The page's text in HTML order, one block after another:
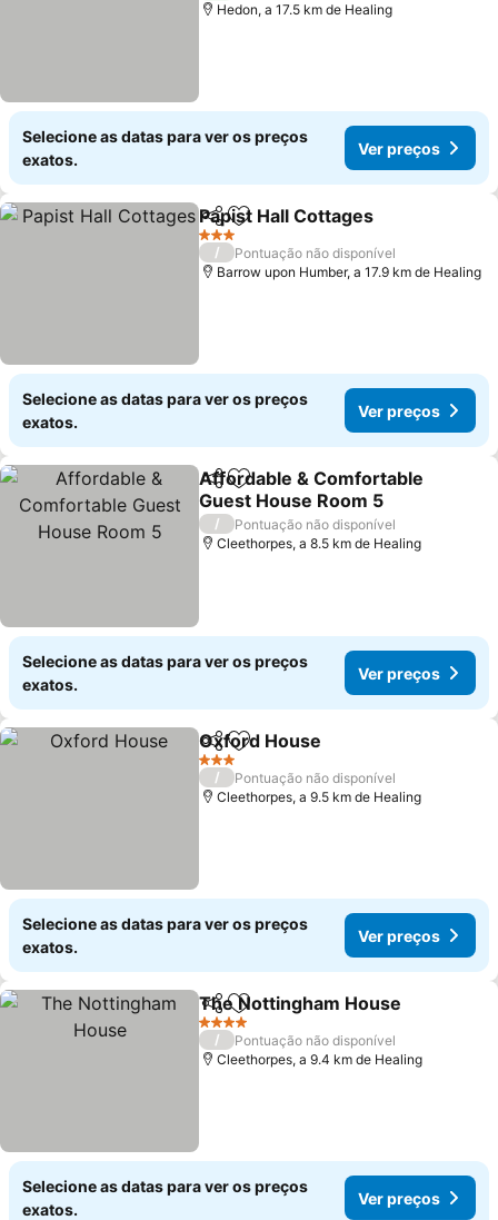
Hedon, a 17.5 km de Healing
Selecione as datas para ver os preços
exatos.
Ver preços
PartilharAdicionar aos favoritos
Papist Hall Cottages
3 Estrelas
/
Pontuação não disponível
Barrow upon Humber, a 17.9 km de Healing
Selecione as datas para ver os preços
exatos.
Ver preços
PartilharAdicionar aos favoritos
Affordable & Comfortable
Guest House Room 5
/
Pontuação não disponível
Cleethorpes, a 8.5 km de Healing
Selecione as datas para ver os preços
exatos.
Ver preços
PartilharAdicionar aos favoritos
Oxford House
3 Estrelas
/
Pontuação não disponível
Cleethorpes, a 9.5 km de Healing
Selecione as datas para ver os preços
exatos.
Ver preços
PartilharAdicionar aos favoritos
The Nottingham House
4 Estrelas
/
Pontuação não disponível
Cleethorpes, a 9.4 km de Healing
Selecione as datas para ver os preços
exatos.
Ver preços